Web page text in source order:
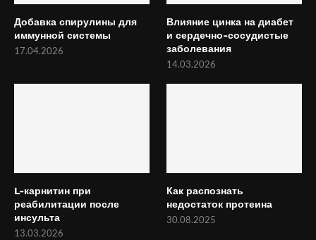
Добавка спирулины для
иммунной системы
17.04.2026
Влияние цинка на диабет
и сердечно-сосудистые
заболевания
14.03.2026
L-карнитин при
реабилитации после
инсульта
13.03.2026
Как распознать
недостаток протеина
30.08.2025